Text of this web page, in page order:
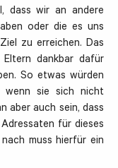
dass wir an andere
oder die es uns
zu erreichen. Das
dankbar dafür
So etwas würden
wenn sie sich nicht
aber auch sein, dass
für dieses
muss hierfür ein